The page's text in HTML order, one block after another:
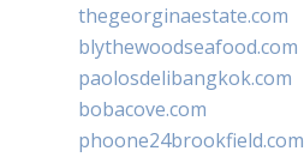
thegeorginaestate.com
blythewoodseafood.com
paolosdelibangkok.com
bobacove.com
phoone24brookfield.com